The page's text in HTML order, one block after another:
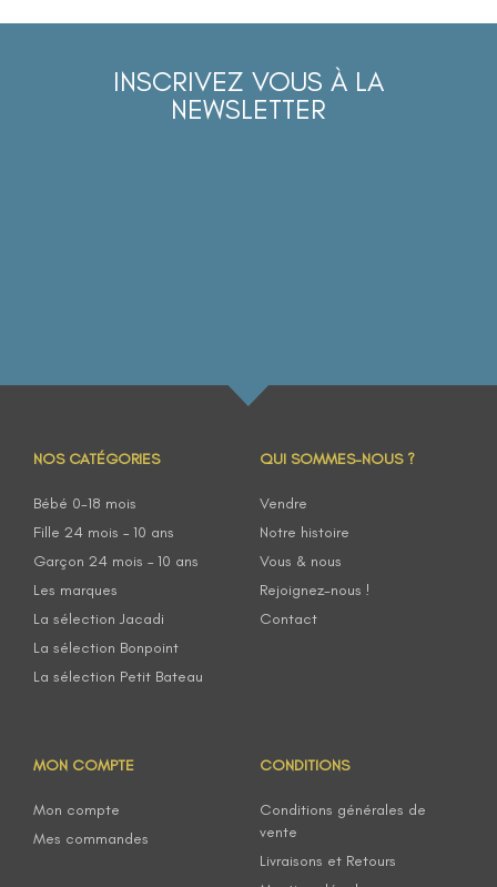
INSCRIVEZ VOUS À LA
NEWSLETTER
NOS CATÉGORIES
Bébé 0-18 mois
Fille 24 mois – 10 ans
Garçon 24 mois – 10 ans
Les marques
La sélection Jacadi
La sélection Bonpoint
La sélection Petit Bateau
QUI SOMMES-NOUS ?
Vendre
Notre histoire
Vous & nous
Rejoignez-nous !
Contact
MON COMPTE
Mon compte
Mes commandes
CONDITIONS
Conditions générales de
vente
Livraisons et Retours